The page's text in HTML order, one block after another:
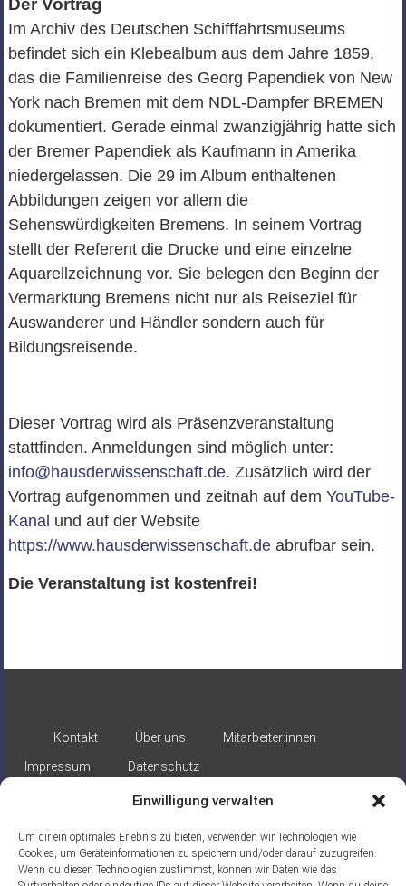
Einwilligung verwalten
Um dir ein optimales Erlebnis zu bieten, verwenden wir Technologien wie
Cookies, um Geräteinformationen zu speichern und/oder darauf zuzugreifen.
Wenn du diesen Technologien zustimmst, können wir Daten wie das
Der Vortrag
Im Archiv des Deutschen Schifffahrtsmuseums
befindet sich ein Klebealbum aus dem Jahre 1859,
das die Familienreise des Georg Papendiek von New
York nach Bremen mit dem NDL-Dampfer BREMEN
dokumentiert. Gerade einmal zwanzigjährig hatte sich
der Bremer Papendiek als Kaufmann in Amerika
niedergelassen. Die 29 im Album enthaltenen
Abbildungen zeigen vor allem die
Sehenswürdigkeiten Bremens. In seinem Vortrag
stellt der Referent die Drucke und eine einzelne
Aquarellzeichnung vor. Sie belegen den Beginn der
Vermarktung Bremens nicht nur als Reiseziel für
Auswanderer und Händler sondern auch für
Bildungsreisende.
Dieser Vortrag wird als Präsenzveranstaltung
stattfinden. Anmeldungen sind möglich unter:
info@hausderwissenschaft.de. Zusätzlich wird der
Vortrag aufgenommen und zeitnah auf dem YouTube-
Kanal und auf der Website
https://www.hausderwissenschaft.de abrufbar sein.
Die Veranstaltung ist kostenfrei!
Kontakt Über uns
Mitarbeiter:innen
Impressum
Datenschutz